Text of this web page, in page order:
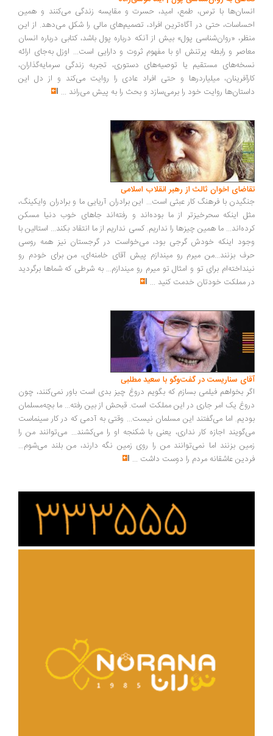
انسان‌ها با ترس، طمع، امید، حسرت و مقایسه زندگی می‌کنند و همین
احساسات، حتی در آگاه‌ترین افراد، تصمیم‌های مالی را شکل می‌دهد. از این
منظر، «روان‌شناسی پول» بیش از آنکه درباره پول باشد، کتابی درباره انسان
معاصر و رابطه پرتنش او با مفهوم ثروت و دارایی است... اوزل به‌جای ارائه
نسخه‌های مستقیم یا توصیه‌های دستوری، تجربه زندگی سرمایه‌گذاران،
کارآفرینان، میلیاردرها و حتی افراد عادی را روایت می‌کند و از دل این
داستان‌ها روایت خود را برمی‌سازد و بحث را به پیش می‌راند ...
تقاضای اخوان ثالث از رهبر انقلاب اسلامی
جنگیدن با فرهنگ کار عبثی است... این برادران آریایی ما و برادران وایکینگ،
مثل اینکه سحرخیزتر از ما بوده‌اند و رفته‌اند جاهای خوب دنیا مسکن
کرده‌اند... ما همین چیزها را نداریم. کسی نداریم از ما انتقاد بکند... استالین با
وجود اینکه خودش گرجی بود، می‌خواست در گرجستان نیز همه روسی
حرف بزنند...من میرم رو میندازم پیش آقای خامنه‌ای، من برای خودم رو
نینداخته‌ام برای تو و امثال تو میرم رو میندازم... به شرطی که شماها برگردید
در مملکت خودتان خدمت کنید ...
آقای سناریست در گفت‌وگو با سعید مطلبی
اگر بخواهم فیلمی بسازم که بگویم دروغ چیز بدی است باور نمی‌کنند، چون
دروغ یک امر جاری در این مملکت است. قبحش از بین رفته... ما بچه‌مسلمان
بودیم. اما می‌گفتند این مسلمان نیست... وقتی به آدمی که در کار سینماست
می‌گویند اجازه کار نداری، یعنی با شکنجه او را می‌کشند... می‌توانند من را
زمین بزنند اما نمی‌توانند من را روی زمین نگه دارند، من بلند می‌شوم...
فردین عاشقانه مردم را دوست داشت ...